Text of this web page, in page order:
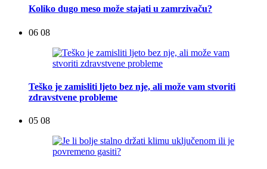
Koliko dugo meso može stajati u zamrzivaču?
06 08
Teško je zamisliti ljeto bez nje, ali može vam stvoriti
zdravstvene probleme
05 08